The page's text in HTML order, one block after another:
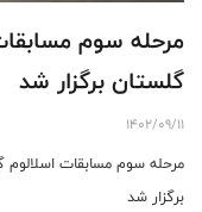
مرحله سوم
گلستان برگزار شد
1402/09/11
مرحله سوم مسابقات
برگزار شد